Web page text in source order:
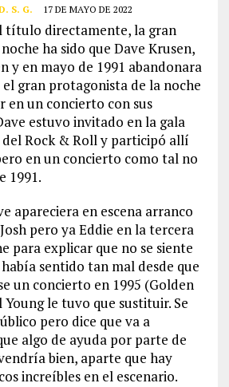
S. G. 17 DE MAYO DE 2022
título directamente, la gran
ha sido que Dave Krusen,
y en mayo de 1991 abandonara
el gran protagonista de la noche
en un concierto con sus
estuvo invitado en la gala
Rock & Roll y participó allí
en un concierto como tal no
1991.
apareciera en escena arranco
pero ya Eddie en la tercera
para explicar que no se siente
sentido tan mal desde que
un concierto en 1995 (Golden
le tuvo que sustituir. Se
pero dice que va a
algo de ayuda por parte de
bien, aparte que hay
increíbles en el escenario.